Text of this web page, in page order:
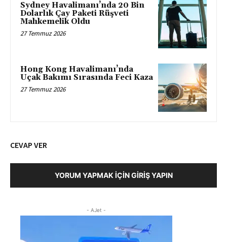
Sydney Havalimanı’nda 20 Bin
Dolarlık Çay Paketi Rüşveti
Mahkemelik Oldu
27 Temmuz 2026
Hong Kong Havalimanı’nda
Uçak Bakımı Sırasında Feci Kaza
27 Temmuz 2026
CEVAP VER
YORUM YAPMAK İÇIN GIRIŞ YAPIN
- AJet -